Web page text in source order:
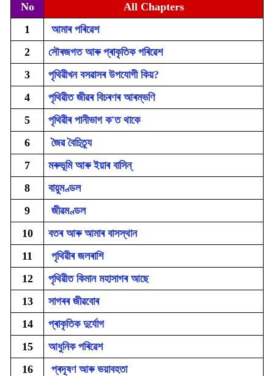
No
All Chapters
1
আমাৰ পৰিৱেশ
2
সৌৰজগত আৰু প্ৰাকৃতিক পৰিৱেশ
3
পৃথিৱীখন বসৱাসৰ উপযোগী কিয়?
4
পৃথিৱীত জীৱৰ বিচৰণৰ আৰম্ভণি
5
পৃথিৱীৰ পানীভাগ ক'ত থাকে
6
জৈৱ বৈচিত্ৰ্য
7
মৰুভূমি আৰু ইয়াৰ বাসিন্
8
বায়ুমণ্ডল
9
জীৱমণ্ডল
10
বতৰ আৰু আমাৰ বাসস্থান
11
পৃথিৱীৰ জলৰাশি
12
পৃথিৱীত কিমান মহাসাগৰ আছে
13
সাগৰৰ জীৱবোৰ
14
প্ৰাকৃতিক দুৰ্যোগ
15
আধুনিক পৰিৱেশ
16
প্ৰদূষণ আৰু ভয়াবহতা